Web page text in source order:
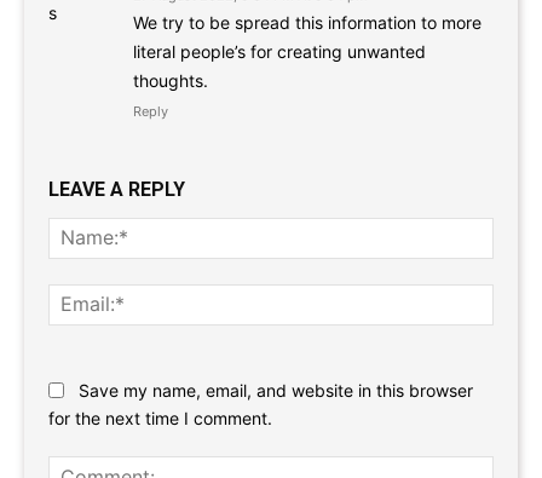
We try to be spread this information to more
literal people’s for creating unwanted
thoughts.
Reply
LEAVE A REPLY
Save my name, email, and website in this browser
for the next time I comment.